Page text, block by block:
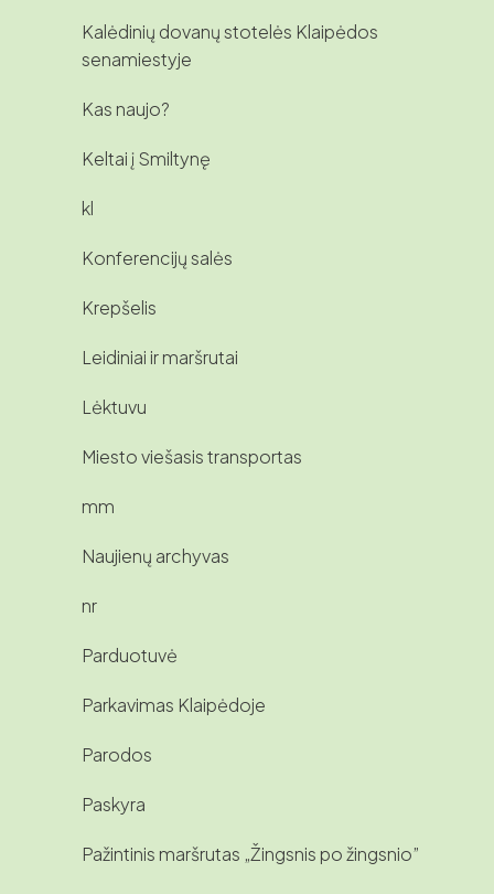
Kalėdinių dovanų stotelės Klaipėdos
senamiestyje
Kas naujo?
Keltai į Smiltynę
kl
Konferencijų salės
Krepšelis
Leidiniai ir maršrutai
Lėktuvu
Miesto viešasis transportas
mm
Naujienų archyvas
nr
Parduotuvė
Parkavimas Klaipėdoje
Parodos
Paskyra
Pažintinis maršrutas „Žingsnis po žingsnio”